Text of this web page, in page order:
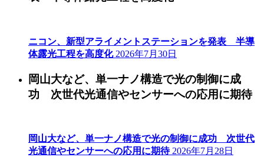
ニコン、新型アライメントステーションを発表 半導
体露光工程を高度化 2026年7月30日
岡山大など、単一ナノ構造で光の制御に成
功 次世代光通信やセンサーへの応用に期待
岡山大など、単一ナノ構造で光の制御に成功 次世代
光通信やセンサーへの応用に期待 2026年7月28日